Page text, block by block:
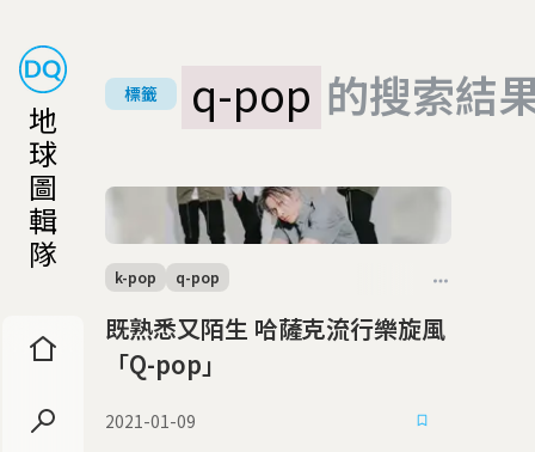
地
球
圖
輯
隊
標籤 q-pop 的搜索結
既熟悉又陌生 哈薩克流行樂旋風
「Q-pop」
k-pop q-pop
2021-01-09